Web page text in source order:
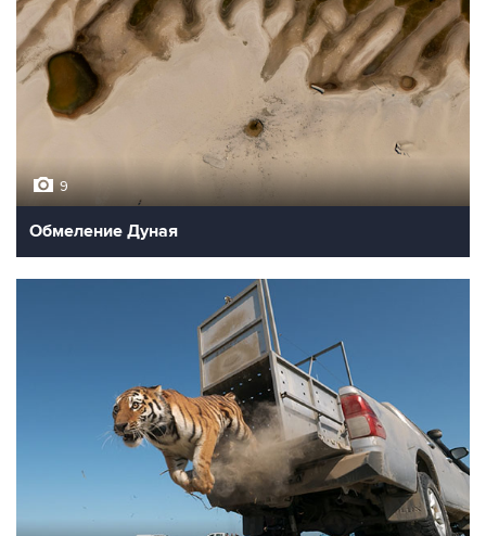
9
Обмеление Дуная